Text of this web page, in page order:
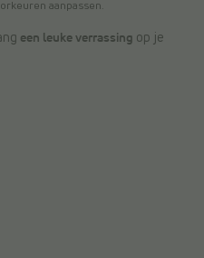
aanpassen.
een leuke verrassing op je